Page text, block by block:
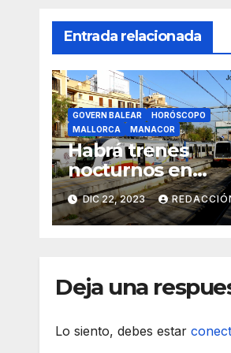
Entrada relacionada
GOVERN BALEAR
HORÓSCOPO
MALLORCA
MANACOR
Habrá trenes
nocturnos en
Nochebuena y
Nochevieja
DIC 22, 2023
Deja una
Lo siento, debes estar